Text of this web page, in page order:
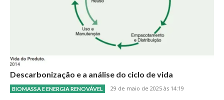
Descarbonização e a análise do ciclo de vida
BIOMASSA E ENERGIA RENOVÁVEL 29 de maio de 2025 às 14:19